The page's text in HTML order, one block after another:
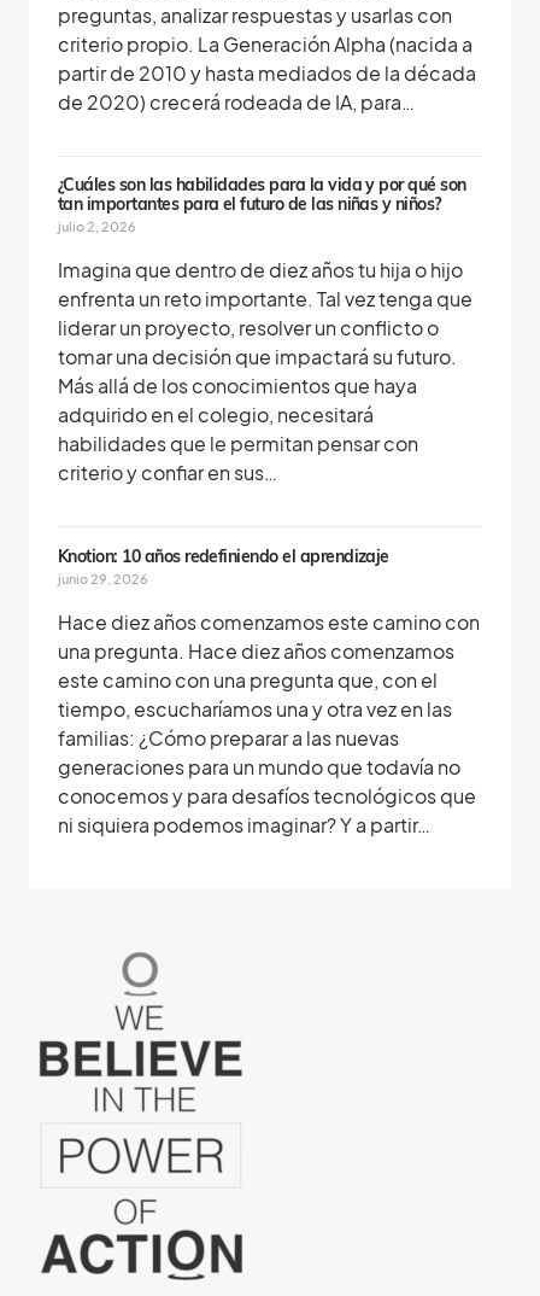
preguntas, analizar respuestas y usarlas con
criterio propio. La Generación Alpha (nacida a
partir de 2010 y hasta mediados de la década
de 2020) crecerá rodeada de IA, para…
¿Cuáles son las habilidades para la vida y por qué son
tan importantes para el futuro de las niñas y niños?
julio 2, 2026
Imagina que dentro de diez años tu hija o hijo
enfrenta un reto importante. Tal vez tenga que
liderar un proyecto, resolver un conflicto o
tomar una decisión que impactará su futuro.
Más allá de los conocimientos que haya
adquirido en el colegio, necesitará
habilidades que le permitan pensar con
criterio y confiar en sus…
Knotion: 10 años redefiniendo el aprendizaje
junio 29, 2026
Hace diez años comenzamos este camino con
una pregunta. Hace diez años comenzamos
este camino con una pregunta que, con el
tiempo, escucharíamos una y otra vez en las
familias: ¿Cómo preparar a las nuevas
generaciones para un mundo que todavía no
conocemos y para desafíos tecnológicos que
ni siquiera podemos imaginar? Y a partir…